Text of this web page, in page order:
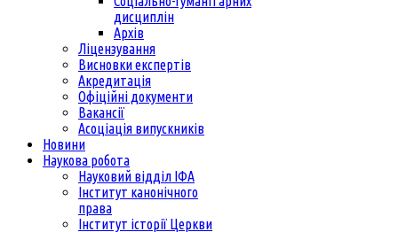
дисциплін
Архів
Ліцензування
Висновки експертів
Акредитація
Офіційні документи
Вакансії
Асоціація випускників
Новини
Наукова робота
Науковий відділ ІФА
Інститут канонічного
права
Інститут історії Церкви